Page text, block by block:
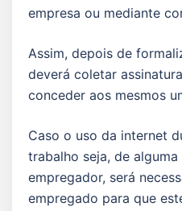
empresa ou mediante
Assim, depois de
deverá coletar
conceder aos mesmos
Caso o uso da internet
trabalho seja, de
empregador, será
empregado para que